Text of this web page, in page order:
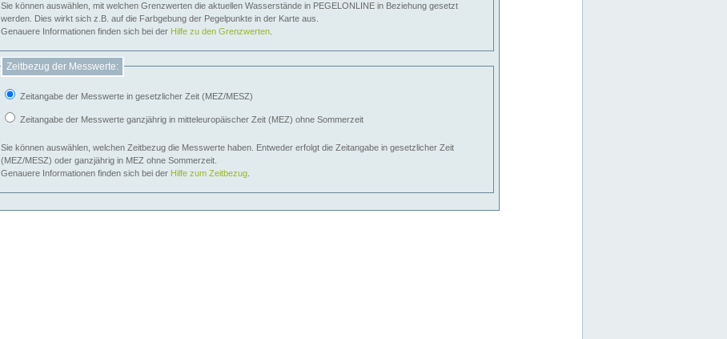
Sie können auswählen, mit welchen Grenzwerten die aktuellen Wasserstände in PEGELONLINE in Beziehung gesetzt
werden. Dies wirkt sich z.B. auf die Farbgebung der Pegelpunkte in der Karte aus.
Genauere Informationen finden sich bei der Hilfe zu den Grenzwerten
Zeitbezug der Messwerte:
Zeitangabe der Messwerte in gesetzlicher Zeit (MEZ/MESZ)
Zeitangabe der Messwerte ganzjährig in mitteleuropäischer Zeit (MEZ) ohne Sommerzeit
Sie können auswählen, welchen Zeitbezug die Messwerte haben. Entweder erfolgt die Zeitangabe in gesetzlicher Zeit
(MEZ/MESZ) oder ganzjährig in MEZ ohne Sommerzeit.
Genauere Informationen finden sich bei der Hilfe zum Zeitbezug